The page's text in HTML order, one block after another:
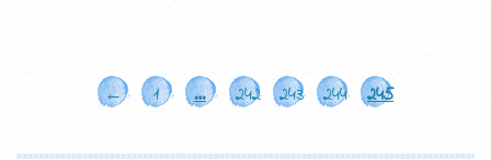
← 1 … 242 243 244 245